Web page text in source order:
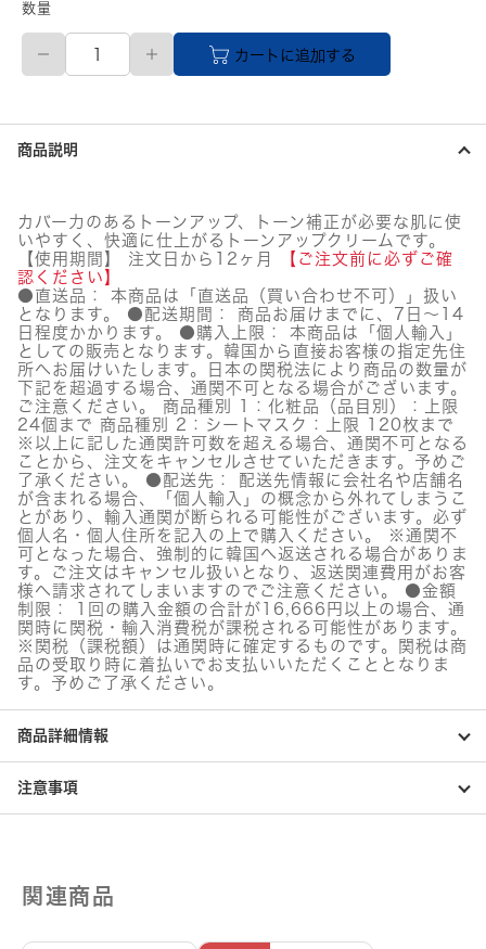
数量
【メ
カ
直
送
品】
ン
バ
ー
ズ
イ
ン)
2
番
赤
み
カ
バ
ー
グ
リ
ー
ン
ト
ー
ン
ア
ッ
プ
ク
リ
ー
ム
個
カートに追加する
商品説明
カバー力のあるトーンアップ、トーン補正が必要な肌に使
いやすく、快適に仕上がるトーンアップクリームです。
【使用期間】 注文日から12ヶ月
【ご注文前に必ずご確
認ください】
●直送品： 本商品は「直送品（買い合わせ不可）」扱い
となります。 ●配送期間： 商品お届けまでに、7日～14
日程度かかります。 ●購入上限： 本商品は「個人輸入」
としての販売となります。韓国から直接お客様の指定先住
所へお届けいたします。日本の関税法により商品の数量が
下記を超過する場合、通関不可となる場合がございます。
ご注意ください。 商品種別 1：化粧品（品目別）：上限
24個まで 商品種別 2：シートマスク：上限 120枚まで
※以上に記した通関許可数を超える場合、通関不可となる
ことから、注文をキャンセルさせていただきます。予めご
了承ください。 ●配送先： 配送先情報に会社名や店舗名
が含まれる場合、「個人輸入」の概念から外れてしまうこ
とがあり、輸入通関が断られる可能性がございます。必ず
個人名・個人住所を記入の上で購入ください。 ※通関不
可となった場合、強制的に韓国へ返送される場合がありま
す。ご注文はキャンセル扱いとなり、返送関連費用がお客
様へ請求されてしまいますのでご注意ください。 ●金額
制限： 1回の購入金額の合計が16,666円以上の場合、通
関時に関税・輸入消費税が課税される可能性があります。
※関税（課税額）は通関時に確定するものです。関税は商
品の受取り時に着払いでお支払いいただくこととなりま
す。予めご了承ください。
商品詳細情報
注意事項
関連商品